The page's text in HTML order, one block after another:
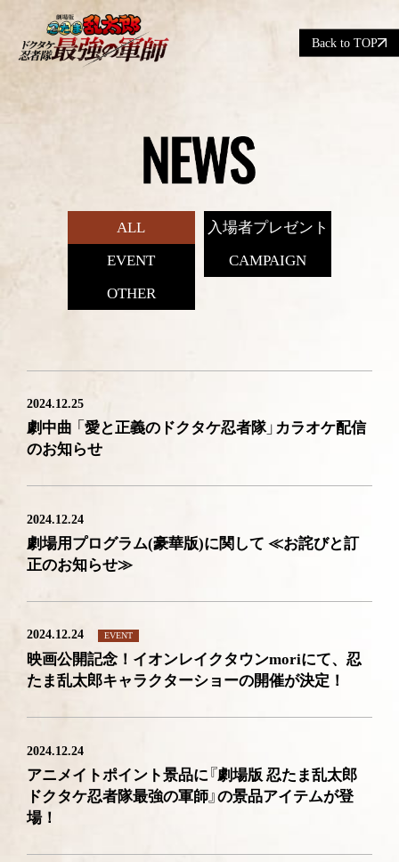
Back to TOP
ALL
入場者プレゼント
EVENT
CAMPAIGN
OTHER
2024.12.25
劇中曲 「愛と正義のドクタケ忍者隊」カラオケ配信
のお知らせ
2024.12.24
劇場用プログラム(豪華版)に関して ≪お詫びと訂
正のお知らせ≫
2024.12.24 EVENT
映画公開記念！イオンレイクタウンmoriにて、忍
たま乱太郎キャラクターショーの開催が決定！
2024.12.24
アニメイトポイント景品に『劇場版 忍たま乱太郎
ドクタケ忍者隊最強の軍師』の景品アイテムが登
場！